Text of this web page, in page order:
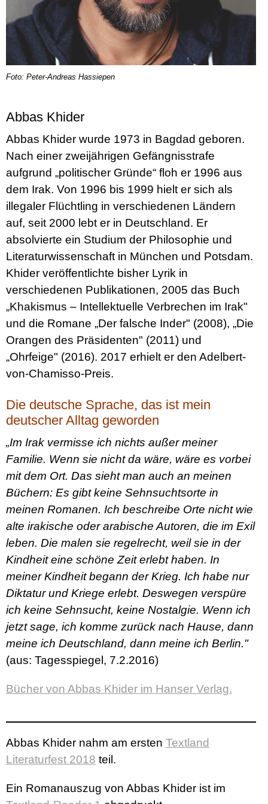
Foto: Peter-Andreas Hassiepen
Abbas Khider
Abbas Khider wurde 1973 in Bagdad geboren.
Nach einer zweijährigen Gefängnisstrafe
aufgrund „politischer Gründe“ floh er 1996 aus
dem Irak. Von 1996 bis 1999 hielt er sich als
illegaler Flüchtling in verschiedenen Ländern
auf, seit 2000 lebt er in Deutschland. Er
absolvierte ein Studium der Philosophie und
Literaturwissenschaft in München und Potsdam.
Khider veröffentlichte bisher Lyrik in
verschiedenen Publikationen, 2005 das Buch
„Khakismus – Intellektuelle Verbrechen im Irak"
und die Romane „Der falsche Inder" (2008), „Die
Orangen des Präsidenten" (2011) und
„Ohrfeige" (2016). 2017 erhielt er den Adelbert-
von-Chamisso-Preis.
Die deutsche Sprache, das ist mein
deutscher Alltag geworden
„Im Irak vermisse ich nichts außer meiner
Familie. Wenn sie nicht da wäre, wäre es vorbei
mit dem Ort. Das sieht man auch an meinen
Büchern: Es gibt keine Sehnsuchtsorte in
meinen Romanen. Ich beschreibe Orte nicht wie
alte irakische oder arabische Autoren, die im Exil
leben. Die malen sie regelrecht, weil sie in der
Kindheit eine schöne Zeit erlebt haben. In
meiner Kindheit begann der Krieg. Ich habe nur
Diktatur und Kriege erlebt. Deswegen verspüre
ich keine Sehnsucht, keine Nostalgie. Wenn ich
jetzt sage, ich komme zurück nach Hause, dann
meine ich Deutschland, dann meine ich Berlin."
(aus: Tagesspiegel, 7.2.2016)
Bücher von Abbas Khider im Hanser Verlag.
Abbas Khider nahm am ersten Textland
Literaturfest 2018 teil.
Ein Romanauszug von Abbas Khider ist im